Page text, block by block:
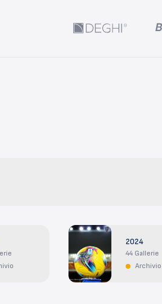
2024
44 Gallerie
Archivio